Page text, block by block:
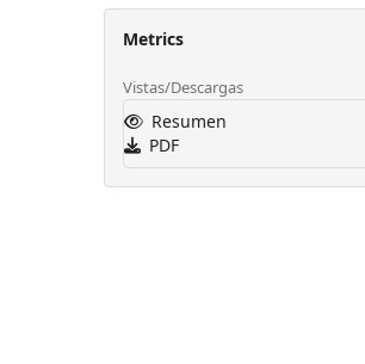
Metrics
Vistas/Descargas
Resumen
PDF